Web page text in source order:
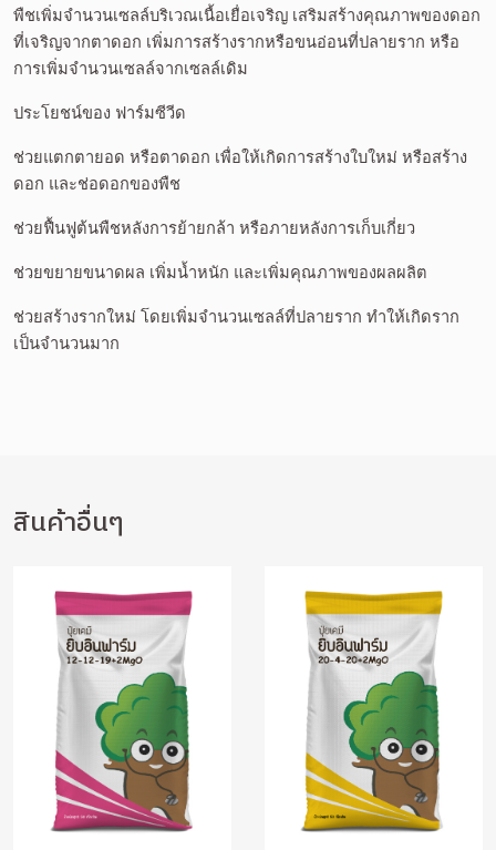
พืชเพิ่มจำนวนเซลล์บริเวณเนื้อเยื่อเจริญ เสริมสร้างคุณภาพของดอก
ที่เจริญจากตาดอก เพิ่มการสร้างรากหรือขนอ่อนที่ปลายราก หรือ
การเพิ่มจำนวนเซลล์จากเซลล์เดิม
ประโยชน์ของ ฟาร์มซีวีด
ช่วยแตกตายอด หรือตาดอก เพื่อให้เกิดการสร้างใบใหม่ หรือสร้าง
ดอก และช่อดอกของพืช
ช่วยฟื้นฟูต้นพืชหลังการย้ายกล้า หรือภายหลังการเก็บเกี่ยว
ช่วยขยายขนาดผล เพิ่มน้ำหนัก และเพิ่มคุณภาพของผลผลิต
ช่วยสร้างรากใหม่ โดยเพิ่มจำนวนเซลล์ที่ปลายราก ทำให้เกิดราก
เป็นจำนวนมาก
สินค้าอื่นๆ